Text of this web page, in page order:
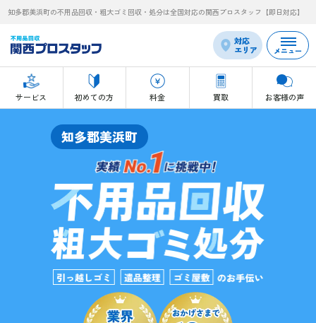
知多郡美浜町の不用品回収・粗大ゴミ回収・処分は全国対応の関西プロスタッフ【即日対応】
対応
エリア
サービス 初めての方 料金 買取 お客様の声
メニュー
知多郡美浜町